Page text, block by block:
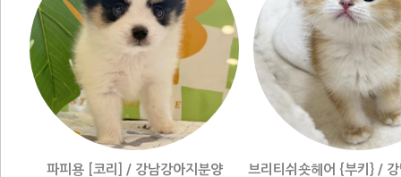
파피용 [코리] / 강남강아지분양